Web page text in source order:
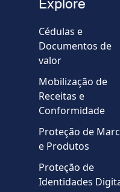
Country
Mensagem
Explore
Cédulas e
Documentos de
valor
Mobilização de
Receitas e
Conformidade
Proteção de
e Produtos
Proteção de
Identidades